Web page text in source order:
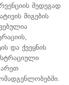
შედეგად
მიგების
და ქვეყნის